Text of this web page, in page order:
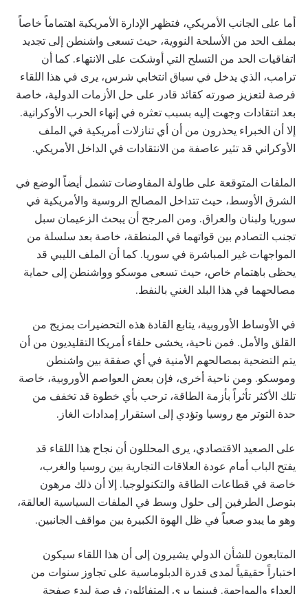
أما على الجانب الأمريكي، فتظهر الإدارة الأمريكية اهتماماً خاصاً
بملف الحد من الأسلحة النووية، حيث تسعى واشنطن إلى تجديد
اتفاقيات الحد من التسلح التي أوشكت على الانتهاء. كما أن
ترامب، الذي يدخل في سباق انتخابي شرس، يرى في هذا اللقاء
فرصة لتعزيز صورته كقائد قادر على حل الأزمات الدولية، خاصة
بعد انتقادات وجهت إليه بسبب تعثره في إنهاء الحرب الأوكرانية.
إلا أن الخبراء يحذرون من أن أي تنازلات أمريكية في الملف
الأوكراني قد تثير عاصفة من الانتقادات في الداخل الأمريكي.
الملفات المتوقعة على طاولة المفاوضات تشمل أيضاً الوضع في
الشرق الأوسط، حيث تتداخل المصالح الروسية والأمريكية في
سوريا ولبنان والعراق. ومن المرجح أن يبحث الزعيمان سبل
تجنب التصادم بين قواتهما في المنطقة، خاصة بعد سلسلة من
المواجهات غير المباشرة في سوريا. كما أن الملف الليبي قد
يحظى باهتمام خاص، حيث تسعى موسكو وواشنطن إلى حماية
مصالحهما في هذا البلد الغني بالنفط.
في الأوساط الأوروبية، يتابع القادة هذه التحضيرات بمزيج من
القلق والأمل. فمن ناحية، يخشى حلفاء أمريكا التقليديون من أن
يتم التضحية بمصالحهم الأمنية في أي صفقة بين واشنطن
وموسكو. ومن ناحية أخرى، فإن بعض العواصم الأوروبية، خاصة
تلك الأكثر تأثراً بأزمة الطاقة، ترحب بأي خطوة قد تخفف من
حدة التوتر مع روسيا وتؤدي إلى استقرار إمدادات الغاز.
على الصعيد الاقتصادي، يرى المحللون أن نجاح هذا اللقاء قد
يفتح الباب أمام عودة العلاقات التجارية بين روسيا والغرب،
خاصة في قطاعات الطاقة والتكنولوجيا. إلا أن ذلك مرهون
بتوصل الطرفين إلى حلول وسط في الملفات السياسية العالقة،
وهو ما يبدو صعباً في ظل الهوة الكبيرة بين مواقف الجانبين.
المتابعون للشأن الدولي يشيرون إلى أن هذا اللقاء سيكون
اختباراً حقيقياً لمدى قدرة الدبلوماسية على تجاوز سنوات من
العداء والمواجهة. فبينما يرى المتفائلون فرصة لبدء صفحة